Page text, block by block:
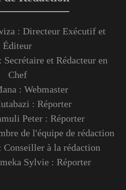
: Directeur Exécutif et
Éditeur
et Rédacteur en
Chef
: Webmaster
: Réporter
Peter : Réporter
de l'équipe de rédaction
à la rédaction
Sylvie : Réporter